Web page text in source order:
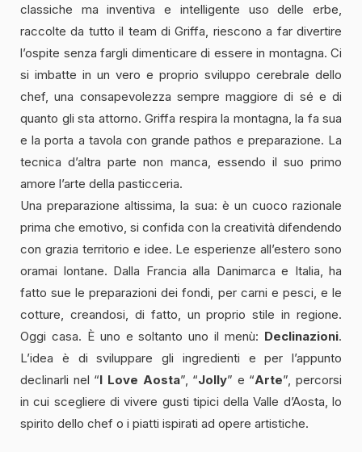
classiche ma inventiva e intelligente uso delle erbe,
raccolte da tutto il team di Griffa, riescono a far divertire
l’ospite senza fargli dimenticare di essere in montagna. Ci
si imbatte in un vero e proprio sviluppo cerebrale dello
chef, una consapevolezza sempre maggiore di sé e di
quanto gli sta attorno. Griffa respira la montagna, la fa sua
e la porta a tavola con grande pathos e preparazione. La
tecnica d’altra parte non manca, essendo il suo primo
amore l’arte della pasticceria.
Una preparazione altissima, la sua: è un cuoco razionale
prima che emotivo, si confida con la creatività difendendo
con grazia territorio e idee. Le esperienze all’estero sono
oramai lontane. Dalla Francia alla Danimarca e Italia, ha
fatto sue le preparazioni dei fondi, per carni e pesci, e le
cotture, creandosi, di fatto, un proprio stile in regione.
Oggi casa. È uno e soltanto uno il menù: Declinazioni.
L’idea è di sviluppare gli ingredienti e per l’appunto
declinarli nel “I Love Aosta”, “Jolly” e “Arte”, percorsi
in cui scegliere di vivere gusti tipici della Valle d’Aosta, lo
spirito dello chef o i piatti ispirati ad opere artistiche.